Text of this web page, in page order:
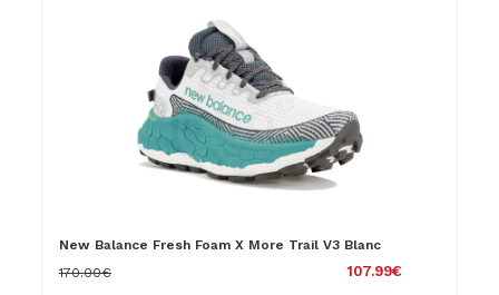
New Balance Fresh Foam X More Trail V3 Blanc
107.99€
170.00€